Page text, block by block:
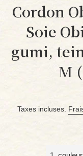
Cordon
Soie
gumi,
M
Taxes incluses.